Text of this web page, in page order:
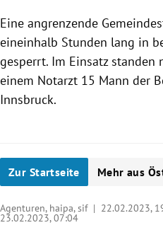
Eine angrenzende
eineinhalb Stunden lang in
gesperrt. Im Einsatz standen
einem Notarzt 15 Mann der
Innsbruck.
Zur Startseite Mehr aus
Agenturen, haipa, sif | 22.02.2023,
23.02.2023,07:04